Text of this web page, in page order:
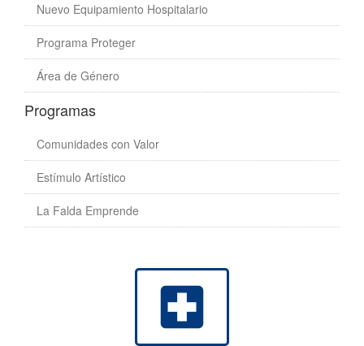
Nuevo Equipamiento Hospitalario
Programa Proteger
Área de Género
Programas
Comunidades con Valor
Estímulo Artístico
La Falda Emprende
local_hospital